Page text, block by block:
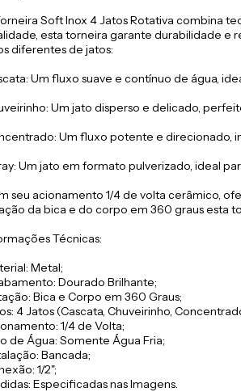
Soft Inox 4 Jatos Rotativa combina
esta torneira garante durabilidade e
diferentes de jatos:
Um fluxo suave e contínuo de água,
Um jato disperso e delicado,
Um fluxo potente e direcionado,
Um jato em formato pulverizado, ideal
seu acionamento 1/4 de volta cerâmico,
da bica e do corpo em 360 graus esta
Técnicas:
Metal;
Dourado Brilhante;
Bica e Corpo em 360 Graus;
4 Jatos (Cascata, Chuveirinho,
1/4 de Volta;
de Água: Somente Água Fria;
Bancada;
1/2";
Especificadas nas Imagens.